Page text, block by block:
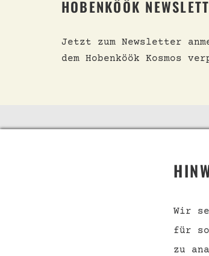
HOBENKÖÖK
Jetzt zum Newsletter
dem Hobenköök Kosmos
040 228 65 538
Wir
für
zu